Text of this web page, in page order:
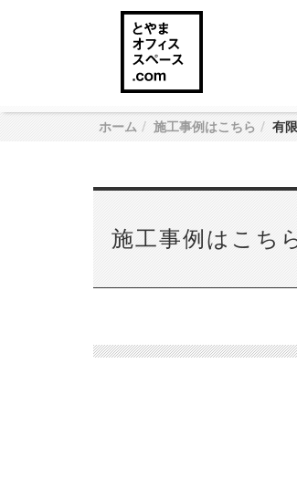
ホーム 施工事例はこちら 有
施工事例はこち